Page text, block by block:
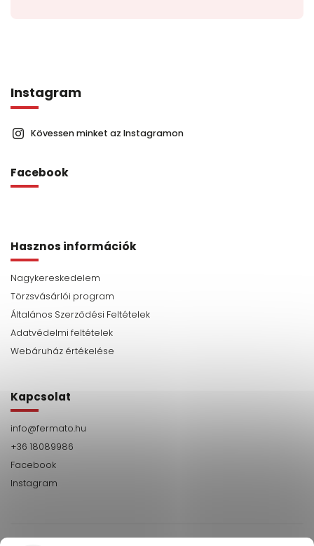
Instagram
Kövessen minket az Instagramon
Facebook
Hasznos információk
Nagykereskedelem
Törzsvásárlói program
Általános Szerződési Feltételek
Adatvédelmi feltételek
Webáruház értékelése
Kapcsolat
info@fermato.hu
+36 18089986
Facebook
Instagram